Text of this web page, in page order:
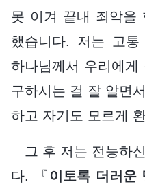
못 이겨 끝내 죄악을
했습니다. 저는 고통
하나님께서 우리에
구하시는 걸 잘 알면
하고 자기도 모르게
그 후 저는 전능하
다. 『 이토록 더러운